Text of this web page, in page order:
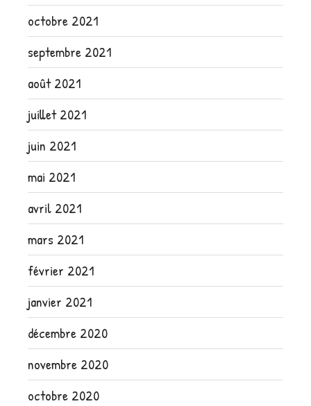
octobre 2021
septembre 2021
août 2021
juillet 2021
juin 2021
mai 2021
avril 2021
mars 2021
février 2021
janvier 2021
décembre 2020
novembre 2020
octobre 2020